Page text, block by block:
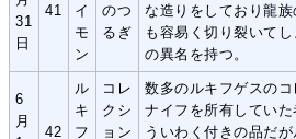
31
日
41
イ
モ
ン
のつ
るぎ
な造りをしており龍
も容易く切り裂いて
の異名を持つ。
6
月
42
ル
キ
フ
コレ
クシ
ョン
数多のルキフゲスの
ナイフを所有してい
ういわく付きの品だ